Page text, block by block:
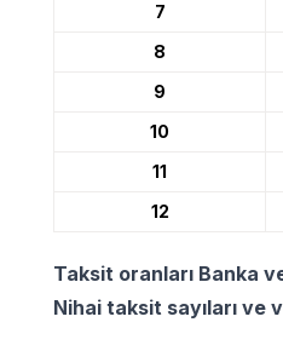
7
8
9
10
11
12
Taksit oranları Banka
Nihai taksit sayıları ve